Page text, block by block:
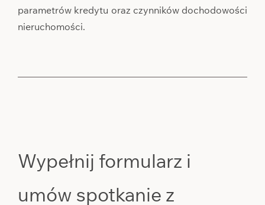
parametrów kredytu oraz czynników dochodowości
nieruchomości.
Wypełnij formularz i
umów spotkanie z